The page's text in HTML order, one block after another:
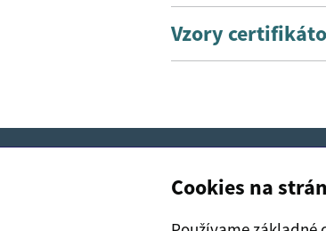
Vzory
Vyhlásenie o prístupnosti
Cookies na